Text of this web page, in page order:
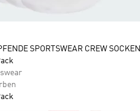
SPORTSWEAR CREW SOCKEN